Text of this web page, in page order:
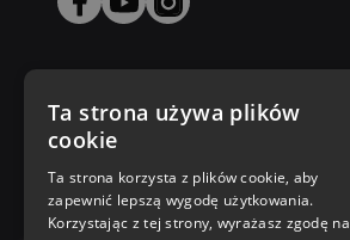
Zakupy u nas
Nasza oferta
Ta strona używa plików
cookie
Ta strona korzysta z plików cookie, aby
zapewnić lepszą wygodę użytkowania.
Korzystając z tej strony, wyrażasz zgodę na